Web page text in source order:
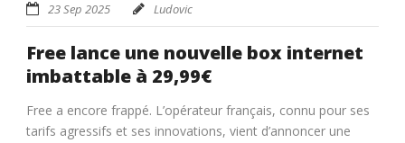
23 Sep 2025 Ludovic
Free lance une nouvelle box internet
imbattable à 29,99€
Free a encore frappé. L’opérateur français, connu pour ses
tarifs agressifs et ses innovations, vient d’annoncer une